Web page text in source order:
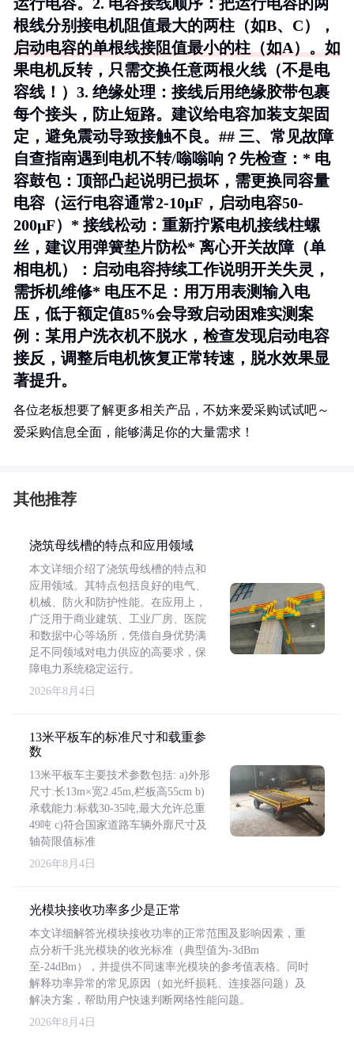
根线分别接电机阻值最大的两柱（如B、C），
启动电容的单根线接阻值最小的柱（如A）。如
果电机反转，只需交换任意两根火线（不是电
容线！）3. 绝缘处理 ：接线后用绝缘胶带包裹
每个接头，防止短路。建议给电容加装支架固
定，避免震动导致接触不良。## 三、常见故障
自查指南遇到电机不转/嗡嗡响？先检查：* 电
容鼓包：顶部凸起说明已损坏，需更换同容量
电容（运行电容通常2-10μF，启动电容50-
200μF）* 接线松动 ：重新拧紧电机接线柱螺
丝，建议用弹簧垫片防松* 离心开关故障（单
相电机）：启动电容持续工作说明开关失灵，
需拆机维修* 电压不足 ：用万用表测输入电
压，低于额定值85%会导致启动困难实测案
例：某用户洗衣机不脱水，检查发现启动电容
接反，调整后电机恢复正常转速，脱水效果显
著提升。
各位老板想要了解更多相关产品，不妨来爱采购试试吧～
爱采购信息全面，能够满足你的大量需求！
其他推荐
浇筑母线槽的特点和应用领域
本文详细介绍了浇筑母线槽的特点和
应用领域。其特点包括良好的电气、
机械、防火和防护性能。在应用上，
广泛用于商业建筑、工业厂房、医院
和数据中心等场所，凭借自身优势满
足不同领域对电力供应的高要求，保
障电力系统稳定运行。
2026年8月4日
13米平板车的标准尺寸和载重参
数
13米平板车主要技术参数包括: a)外形
尺寸:长13m×宽2.45m,栏板高55cm b)
承载能力:标载30-35吨,最大允许总重
49吨 c)符合国家道路车辆外廓尺寸及
轴荷限值标准
2026年8月4日
光模块接收功率多少是正常
本文详细解答光模块接收功率的正常范围及影响因素，重
点分析千兆光模块的收光标准（典型值为-3dBm
至-24dBm），并提供不同速率光模块的参考值表格。同时
解释功率异常的常见原因（如光纤损耗、连接器问题）及
解决方案，帮助用户快速判断网络性能问题。
2026年8月4日